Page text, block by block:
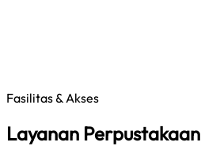
Fasilitas & Akses
Layanan Perpustakaan